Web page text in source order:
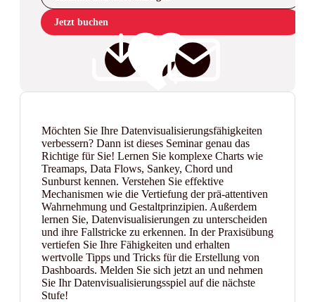
Jetzt buchen
Möchten Sie Ihre Datenvisualisierungsfähigkeiten
verbessern? Dann ist dieses Seminar genau das
Richtige für Sie! Lernen Sie komplexe Charts wie
Treamaps, Data Flows, Sankey, Chord und
Sunburst kennen. Verstehen Sie effektive
Mechanismen wie die Vertiefung der prä-attentiven
Wahrnehmung und Gestaltprinzipien. Außerdem
lernen Sie, Datenvisualisierungen zu unterscheiden
und ihre Fallstricke zu erkennen. In der Praxisübung
vertiefen Sie Ihre Fähigkeiten und erhalten
wertvolle Tipps und Tricks für die Erstellung von
Dashboards. Melden Sie sich jetzt an und nehmen
Sie Ihr Datenvisualisierungsspiel auf die nächste
Stufe!